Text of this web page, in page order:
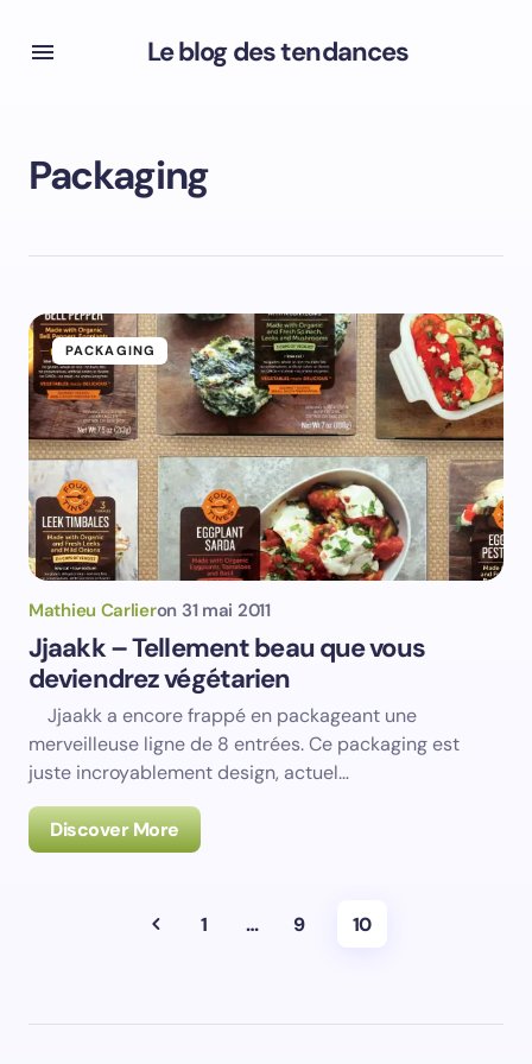
Le blog des tendances
Packaging
PACKAGING
Mathieu Carlieron 31 mai 2011
Jjaakk – Tellement beau que vous
deviendrez végétarien
Jjaakk a encore frappé en packageant une
merveilleuse ligne de 8 entrées. Ce packaging est
juste incroyablement design, actuel…
Discover More
1 … 9 10